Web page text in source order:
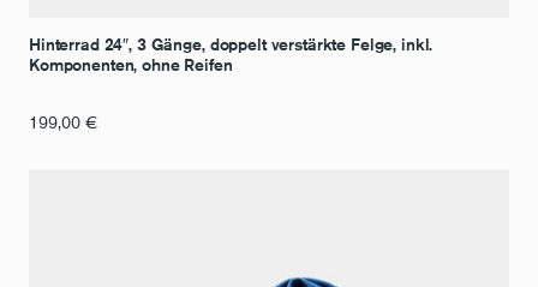
Hinterrad 24″, 3 Gänge, doppelt verstärkte Felge, inkl.
Komponenten, ohne Reifen
199,00 €